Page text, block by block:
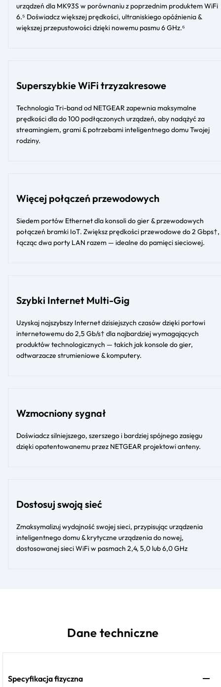
urządzeń dla MK93S w porównaniu z poprzednim produktem WiFi
6.⁵ Doświadcz większej prędkości, ultraniskiego opóźnienia &
większej przepustowości dzięki nowemu pasmu 6 GHz.⁶
Superszybkie WiFi trzyzakresowe
Technologia Tri-band od NETGEAR zapewnia maksymalne
prędkości dla do 100 podłączonych urządzeń, aby nadążyć za
streamingiem, grami & potrzebami inteligentnego domu Twojej
rodziny.
Więcej połączeń przewodowych
Siedem portów Ethernet dla konsoli do gier & przewodowych
połączeń bramki IoT. Zwiększ prędkości przewodowe do 2 Gbps†,
łącząc dwa porty LAN razem — idealne do pamięci sieciowej.
Szybki Internet Multi-Gig
Uzyskaj najszybszy Internet dzisiejszych czasów dzięki portowi
internetowemu do 2,5 Gb/s† dla najbardziej wymagających
produktów technologicznych — takich jak konsole do gier,
odtwarzacze strumieniowe & komputery.
Wzmocniony sygnał
Doświadcz silniejszego, szerszego i bardziej spójnego zasięgu
dzięki opatentowanemu przez NETGEAR projektowi anteny.
Dostosuj swoją sieć
Zmaksymalizuj wydajność swojej sieci, przypisując urządzenia
inteligentnego domu & krytyczne urządzenia do nowej,
dostosowanej sieci WiFi w pasmach 2,4, 5,0 lub 6,0 GHz
Dane techniczne
Specyfikacja fizyczna